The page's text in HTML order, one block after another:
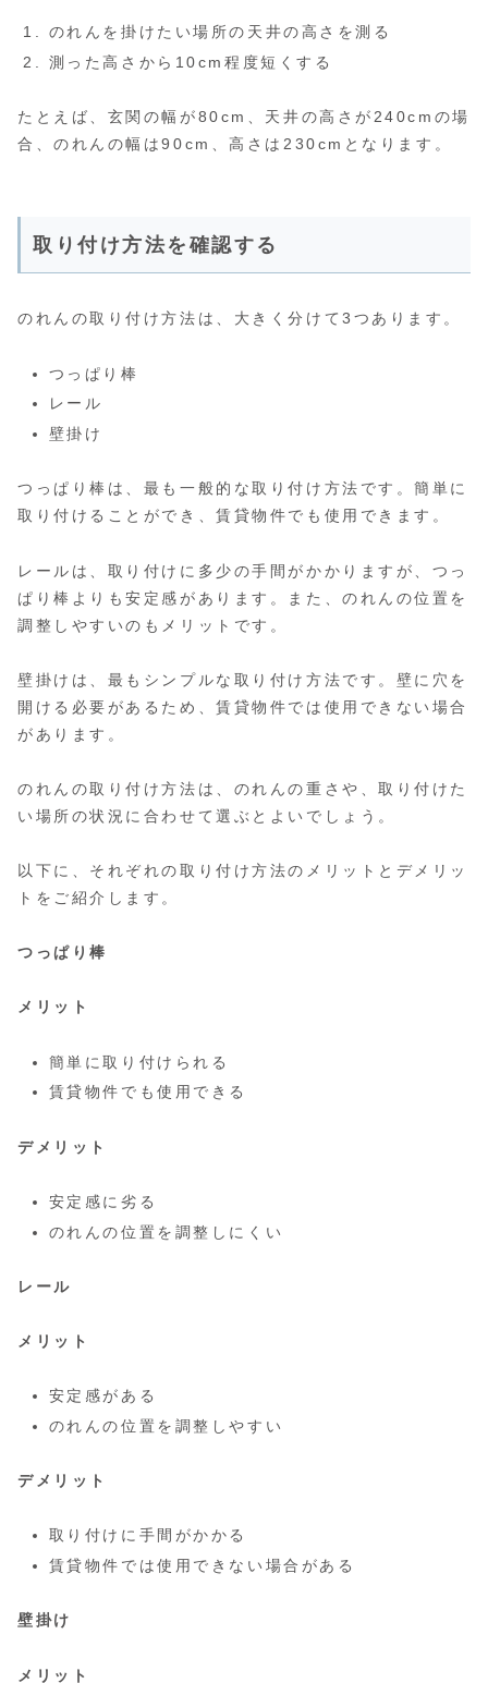
のれんを掛けたい場所の天井の高さを測る
測った高さから10cm程度短くする
たとえば、玄関の幅が80cm、天井の高さが240cmの場
合、のれんの幅は90cm、高さは230cmとなります。
取り付け方法を確認する
のれんの取り付け方法は、大きく分けて3つあります。
つっぱり棒
レール
壁掛け
つっぱり棒は、最も一般的な取り付け方法です。簡単に
取り付けることができ、賃貸物件でも使用できます。
レールは、取り付けに多少の手間がかかりますが、つっ
ぱり棒よりも安定感があります。また、のれんの位置を
調整しやすいのもメリットです。
壁掛けは、最もシンプルな取り付け方法です。壁に穴を
開ける必要があるため、賃貸物件では使用できない場合
があります。
のれんの取り付け方法は、のれんの重さや、取り付けた
い場所の状況に合わせて選ぶとよいでしょう。
以下に、それぞれの取り付け方法のメリットとデメリッ
トをご紹介します。
つっぱり棒
メリット
簡単に取り付けられる
賃貸物件でも使用できる
デメリット
安定感に劣る
のれんの位置を調整しにくい
レール
メリット
安定感がある
のれんの位置を調整しやすい
デメリット
取り付けに手間がかかる
賃貸物件では使用できない場合がある
壁掛け
メリット